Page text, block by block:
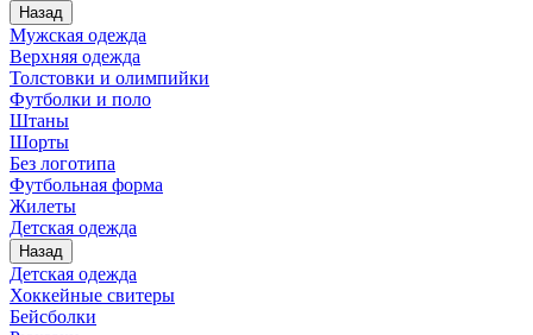
Назад
Мужская одежда
Верхняя одежда
Толстовки и олимпийки
Футболки и поло
Штаны
Шорты
Без логотипа
Футбольная форма
Жилеты
Детская одежда
Назад
Детская одежда
Хоккейные свитеры
Бейсболки